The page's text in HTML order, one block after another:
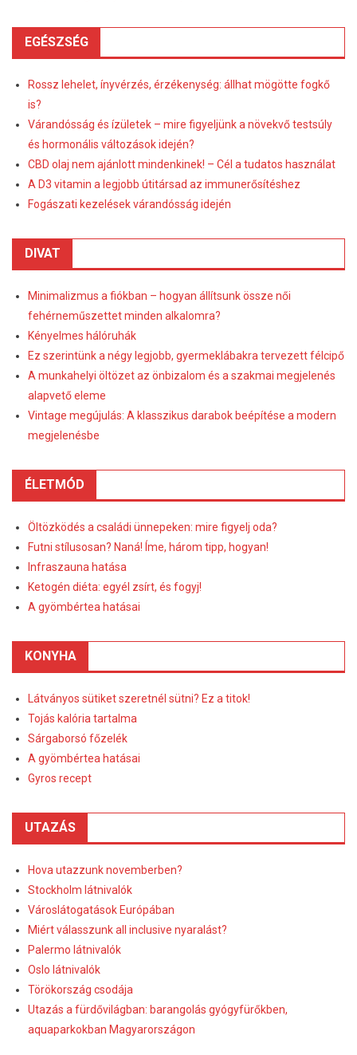
EGÉSZSÉG
Rossz lehelet, ínyvérzés, érzékenység: állhat mögötte fogkő
is?
Várandósság és ízületek – mire figyeljünk a növekvő testsúly
és hormonális változások idején?
CBD olaj nem ajánlott mindenkinek! – Cél a tudatos használat
A D3 vitamin a legjobb útitársad az immunerősítéshez
Fogászati kezelések várandósság idején
DIVAT
Minimalizmus a fiókban – hogyan állítsunk össze női
fehérneműszettet minden alkalomra?
Kényelmes hálóruhák
Ez szerintünk a négy legjobb, gyermeklábakra tervezett félcipő
A munkahelyi öltözet az önbizalom és a szakmai megjelenés
alapvető eleme
Vintage megújulás: A klasszikus darabok beépítése a modern
megjelenésbe
ÉLETMÓD
Öltözködés a családi ünnepeken: mire figyelj oda?
Futni stílusosan? Naná! Íme, három tipp, hogyan!
Infraszauna hatása
Ketogén diéta: egyél zsírt, és fogyj!
A gyömbértea hatásai
KONYHA
Látványos sütiket szeretnél sütni? Ez a titok!
Tojás kalória tartalma
Sárgaborsó főzelék
A gyömbértea hatásai
Gyros recept
UTAZÁS
Hova utazzunk novemberben?
Stockholm látnivalók
Városlátogatások Európában
Miért válasszunk all inclusive nyaralást?
Palermo látnivalók
Oslo látnivalók
Törökország csodája
Utazás a fürdővilágban: barangolás gyógyfürőkben,
aquaparkokban Magyarországon